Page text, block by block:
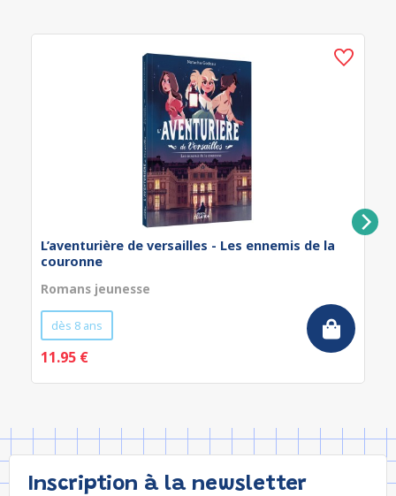
L’aventurière de versailles - Les ennemis de la
couronne
Romans jeunesse
dès 8 ans
11.95 €
Inscription à la newsletter